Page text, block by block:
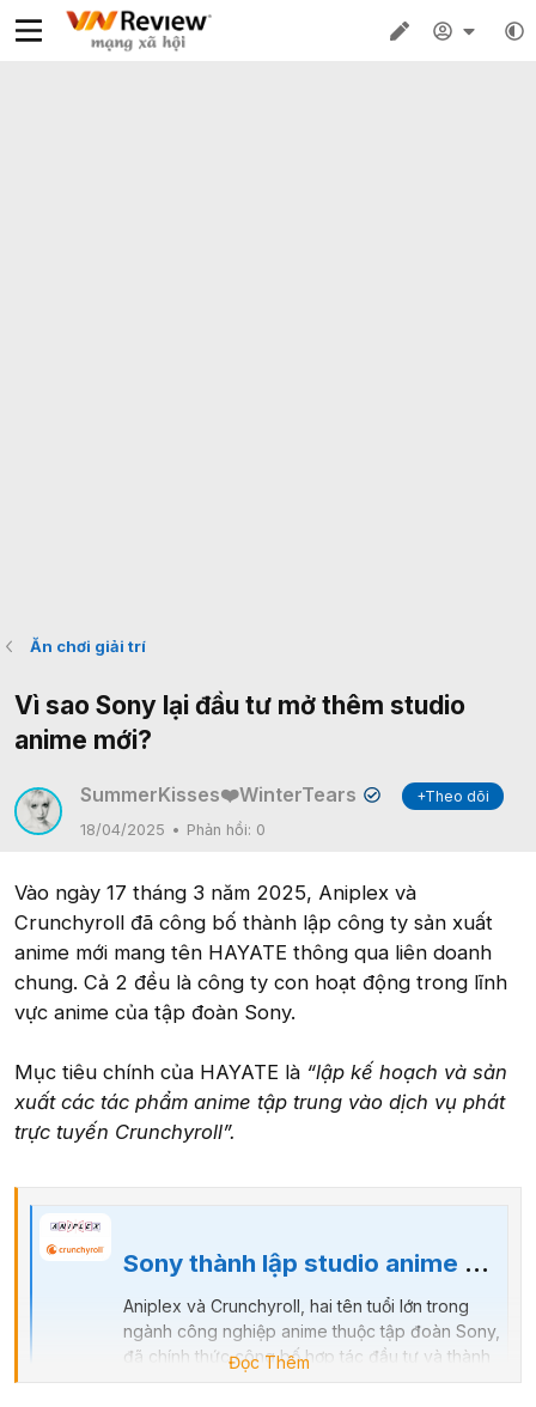
Ăn chơi giải trí
Vì sao Sony lại đầu tư mở thêm studio
anime mới?
SummerKisses❤️WinterTears ✔
+Theo dõi
18/04/2025
Phản hồi: 0
Vào ngày 17 tháng 3 năm 2025, Aniplex và
Crunchyroll đã công bố thành lập công ty sản xuất
anime mới mang tên HAYATE thông qua liên doanh
chung. Cả 2 đều là công ty con hoạt động trong lĩnh
vực anime của tập đoàn Sony.
Mục tiêu chính của HAYATE là “lập kế hoạch và sản
xuất các tác phẩm anime tập trung vào dịch vụ phát
trực tuyến Crunchyroll”.
Sony thành lập studio anime mới
Aniplex và Crunchyroll, hai tên tuổi lớn trong
ngành công nghiệp anime thuộc tập đoàn Sony,
đã chính thức công bố hợp tác đầu tư và thành
lập 1 liên doanh sản xuất anime hoàn toàn mới
Đọc Thêm